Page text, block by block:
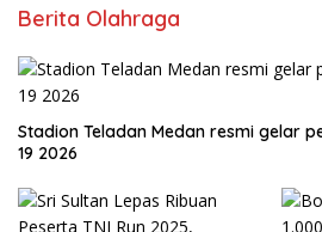
Berita Olahraga
Stadion Teladan Medan resmi gelar
19 2026